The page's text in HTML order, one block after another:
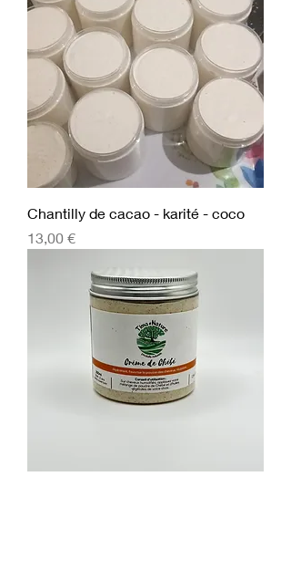
Chantilly de cacao - karité - coco
Prix
13,00 €